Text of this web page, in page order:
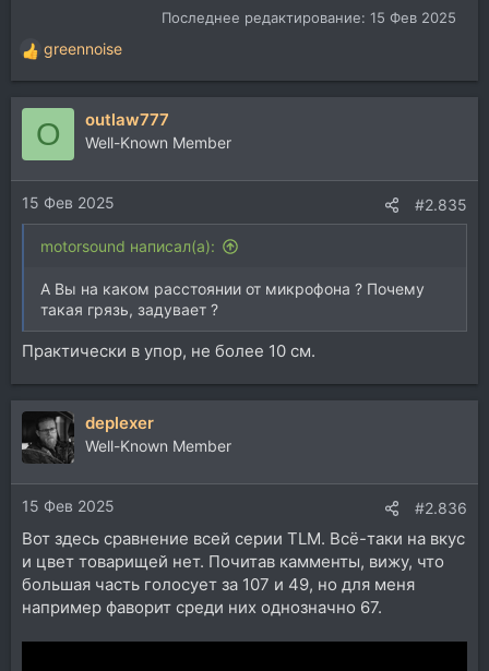
Последнее редактирование: 15 Фев 2025
Р
е
а
и
и
:
greennoise
O outlaw777
Well-Known Member
15 Фев 2025 #2.835
motorsound написал(а):
А Вы на каком расстоянии от микрофона ? Почему
такая грязь, задувает ?
Практически в упор, не более 10 см.
deplexer
Well-Known Member
15 Фев 2025 #2.836
Вот здесь сравнение всей серии TLM. Всё-таки на вкус
и цвет товарищей нет. Почитав камменты, вижу, что
большая часть голосует за 107 и 49, но для меня
например фаворит среди них однозначно 67.